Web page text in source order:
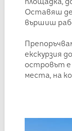
Оставяш
вършиш
екскурзия
островът е
места, на